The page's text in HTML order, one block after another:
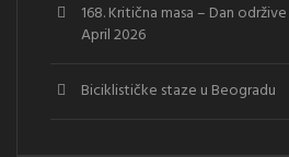
168. Kritična masa – Dan
April 2026
Biciklističke staze u Beogradu